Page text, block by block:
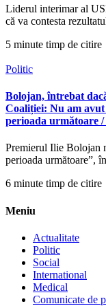
Liderul interimar al
că va contesta
5 minute timp de citire
Politic
Bolojan, întrebat
Coaliției: Nu am avut
perioada următoare
Premierul Ilie Bolojan
perioada următoare”,
6 minute timp de citire
Meniu
Actualitate
Politic
Social
International
Medical
Comunicate de